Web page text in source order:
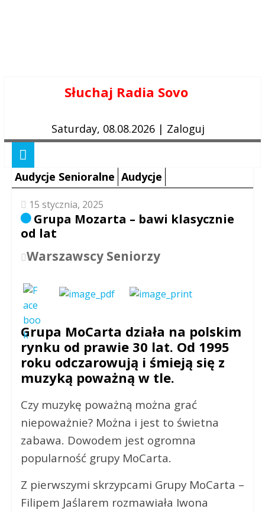
Słuchaj Radia Sovo
Saturday, 08.08.2026 | Zaloguj
Audycje Senioralne Audycje
15 stycznia, 2025
Grupa Mozarta – bawi klasycznie
od lat
Warszawscy Seniorzy
Grupa MoCarta działa na polskim
rynku od prawie 30 lat. Od 1995
roku odczarowują i śmieją się z
muzyką poważną w tle.
Czy muzykę poważną można grać
niepoważnie? Można i jest to świetna
zabawa. Dowodem jest ogromna
popularność grupy MoCarta.
Z pierwszymi skrzypcami Grupy MoCarta –
Filipem Jaślarem rozmawiała Iwona